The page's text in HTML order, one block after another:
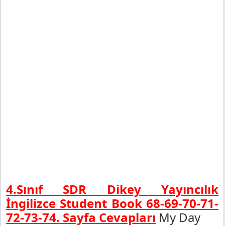
4.Sınıf SDR Dikey Yayıncılık
İngilizce Student Book 68-69-70-71-
72-73-74. Sayfa Cevapları My Day